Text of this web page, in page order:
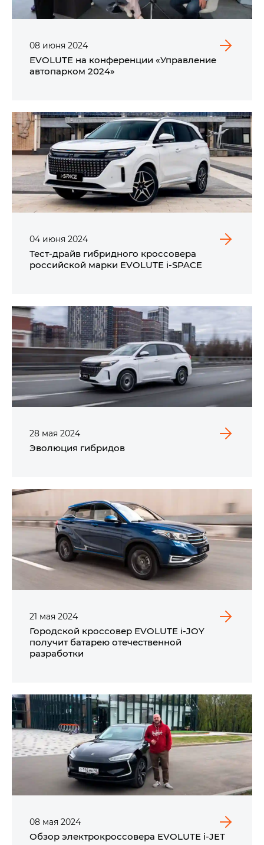
08 июня 2024
EVOLUTE на конференции «Управление
автопарком 2024»
04 июня 2024
Тест-драйв гибридного кроссовера
российской марки EVOLUTE i‑SPACE
28 мая 2024
Эволюция гибридов
21 мая 2024
Городской кроссовер EVOLUTE i‑JOY
получит батарею отечественной
разработки
08 мая 2024
Обзор электрокроссовера EVOLUTE i‑JET